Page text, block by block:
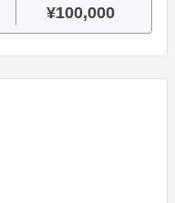
¥100,000